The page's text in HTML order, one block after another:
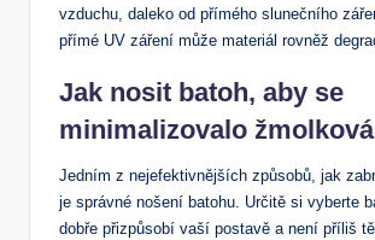
vzduchu,⁢ daleko od přímého slunečního
přímé UV ⁣záření může materiál rovněž
Jak nosit batoh, aby se
minimalizovalo
Jedním ‌z nejefektivnějších způsobů, jak
je správné nošení batohu. Určitě ⁤si vyberte
dobře přizpůsobí vaší ​postavě a ⁣není příliš